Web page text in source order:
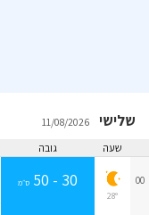
שלישי
שעה
גובה
00
28°
30 - 50 ס״מ